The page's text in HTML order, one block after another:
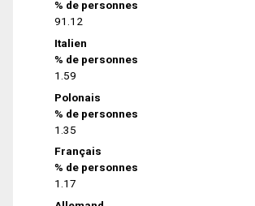
% de personnes
91.12
Italien
% de personnes
1.59
Polonais
% de personnes
1.35
Français
% de personnes
1.17